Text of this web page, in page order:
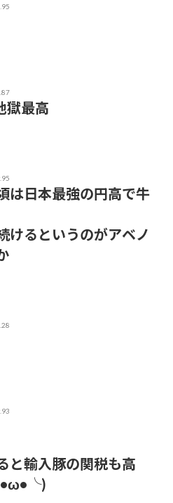
獄最高
は日本最強の円高で牛
けるというのがアベノ
と輸入豚の関税も高